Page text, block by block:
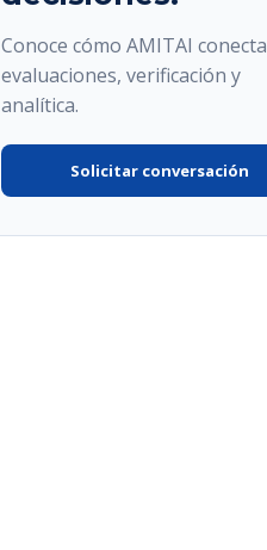
Conoce cómo AMITAI conecta
evaluaciones, verificación y
analítica.
Solicitar conversación